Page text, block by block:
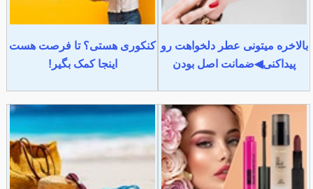
بالاخره میتونی عطر دلخواهت رو
پیداکنی◀ضمانت اصل بودن
کنکوری هستی؟ تا فرصت هست
اینجا کمک بگیر!